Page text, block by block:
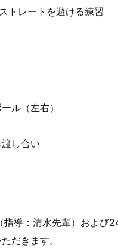
トレートを避ける練習
ル（左右）
し合い
導：清水先輩）および
だきます。